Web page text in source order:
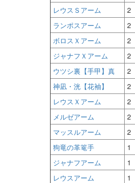
レウスＳアーム
2
ランポスアーム
2
ボロスＸアーム
2
ジャナフＸアーム
2
ウツシ裏【手甲】真
2
神凪・洸【花袖】
2
レウスＸアーム
2
メルゼアーム
2
マッスルアーム
2
狗竜の革篭手
1
ジャナフアーム
1
レウスアーム
1